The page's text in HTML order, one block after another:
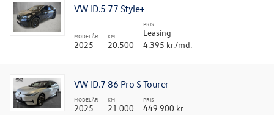
VW ID.5 77 Style+
MODELÅR
2025
KM
20.500
PRIS
Leasing
4.395 kr./md.
VW ID.7 86 Pro S Tourer
MODELÅR
2025
KM
21.000
PRIS
449.900 kr.